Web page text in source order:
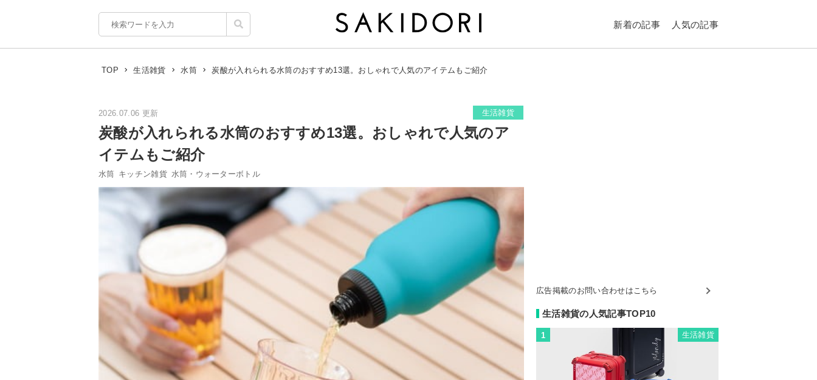
新着の記事 人気の記事
TOP 生活雑貨 水筒 炭酸が入れられる水筒のおすすめ13選。おしゃれで人気のアイテムもご紹介
2026.07.06 更新 生活雑貨
炭酸が入れられる水筒のおすすめ13選。おしゃれで人気のア
イテムもご紹介
水筒 キッチン雑貨 水筒・ウォーターボトル
広告掲載のお問い合わせはこちら
生活雑貨の人気記事TOP10
1 生活雑貨